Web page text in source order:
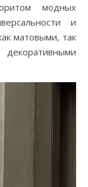
модных
и
матовыми, так